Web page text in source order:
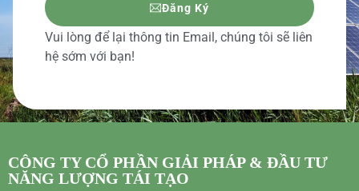
Đăng Ký
Vui lòng để lại thông tin Email, chúng tôi sẽ liên
hệ sớm với bạn!
CÔNG TY CỔ PHẦN GIẢI PHÁP & ĐẦU TƯ
NĂNG LƯỢNG TÁI TẠO